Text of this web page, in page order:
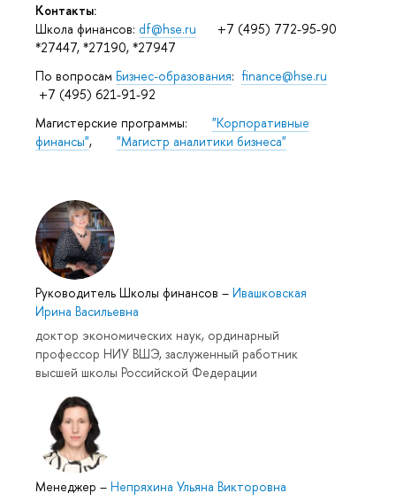
Контакты:
Школа финансов: df@hse.ru +7 (495) 772-95-90
*27447, *27190, *27947
По вопросам Бизнес-образования: finance@hse.ru
+7 (495) 621-91-92
Магистерские программы: "Корпоративные
финансы", "Магистр аналитики бизнеса"
Руководитель Школы финансов – Ивашковская
Ирина Васильевна
доктор экономических наук, ординарный
профессор НИУ ВШЭ, заслуженный работник
высшей школы Российской Федерации
Менеджер – Непряхина Ульяна Викторовна